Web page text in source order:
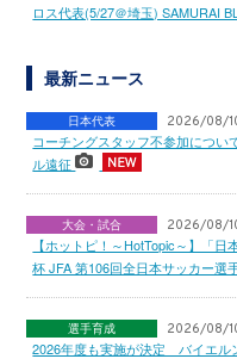
ロス代表(5/27＠埼玉) SAMURAI
最新ニュース
日本代表 2026/08/
コーチングスタッフ不参加につ
ル遠征
大会・試合 2026/08/
【ホットピ！～HotTopic～】「
杯 JFA 第106回全日本サッカー選
選手育成 2026/08/
2026年度も実施が決定 バイエル